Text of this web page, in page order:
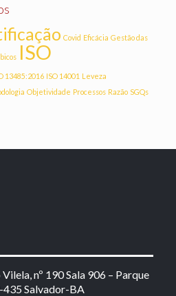
Covid Eficácia Gestão das
ISO
13485:2016 ISO 14001 Leveza
Objetividade Processos Razão SGQs
nº 190 Sala 906 – Parque
435 Salvador-BA